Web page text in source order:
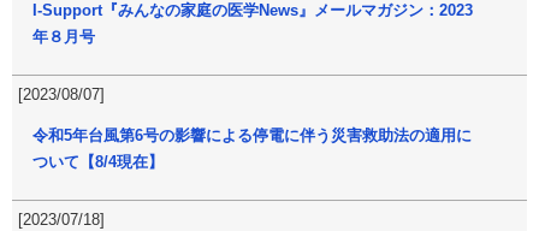
I-Support『みんなの家庭の医学News』メールマガジン：2023
年８月号
[2023/08/07]
令和5年台風第6号の影響による停電に伴う災害救助法の適用に
ついて【8/4現在】
[2023/07/18]